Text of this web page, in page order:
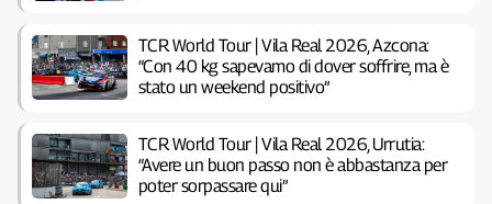
TCR World Tour | Vila Real 2026, Azcona:
“Con 40 kg sapevamo di dover soffrire, ma è
stato un weekend positivo”
TCR World Tour | Vila Real 2026, Urrutia:
“Avere un buon passo non è abbastanza per
poter sorpassare qui”